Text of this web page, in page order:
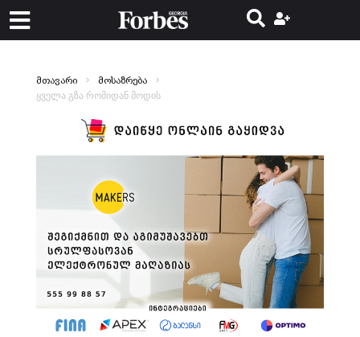
მთავარი მოსაზრება
ყველა გზა რომიდან მოდის